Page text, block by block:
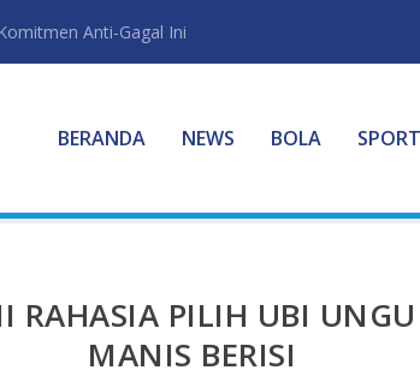
Anti-Gagal Ini
BERANDA NEWS BOLA SPORT
PILIH UBI UNGU
MANIS BERISI